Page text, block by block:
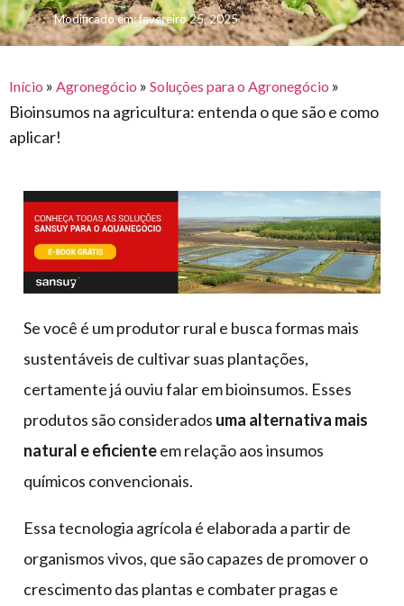
premiações
para
o
feira
offshore
civil
piscinas
móveis,
calçados,
epi's
e
multiúso
e logística
armazenagem
lonas
vida
de
Modificado em: fevereiro 25, 2025
Início » Agronegócio » Soluções para o Agronegócio »
Bioinsumos na agricultura: entenda o que são e como
aplicar!
Se você é um produtor rural e busca formas mais
sustentáveis de cultivar suas plantações,
certamente já ouviu falar em bioinsumos. Esses
produtos são considerados uma alternativa mais
natural e eficienteem relação aos insumos
químicos convencionais.
Essa tecnologia agrícola é elaborada a partir de
organismos vivos, que são capazes de promover o
crescimento das plantas e combater pragas e